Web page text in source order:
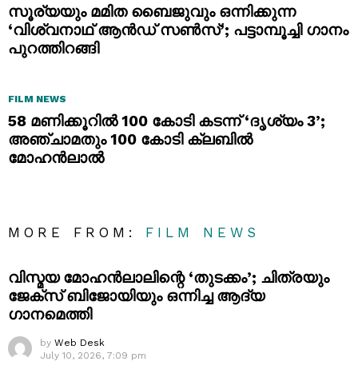
സൂര്യയും മമിത ബൈജുവും ഒന്നിക്കുന്ന
‘വിശ്വനാഥ് ആൻഡ് സൺസ്’; പട്ടാമ്പൂച്ചി ഗാനം
പുറത്തിറങ്ങി
FILM NEWS
58 മണിക്കൂറിൽ 100 കോടി കടന്ന് ‘ദൃശ്യം 3’;
അഞ്ചാമതും 100 കോടി ക്ലബിൽ
മോഹൻലാൽ
MORE FROM: FILM NEWS
വിസ്മയ മോഹൻലാലിന്റെ ‘തുടക്കം’; ചിത്രയും
ജേക്സ് ബിജോയിയും ഒന്നിച്ച ആദ്യ
ഗാനമെത്തി
by Web Desk
July 10, 2026, 7:09 pm